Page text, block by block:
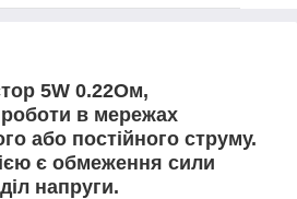
5W 0.22Ом,
в мережах
або постійного струму.
є обмеження сили
напруги.